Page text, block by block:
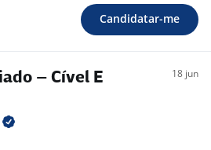
Candidatar-me
– Cível E
18 jun